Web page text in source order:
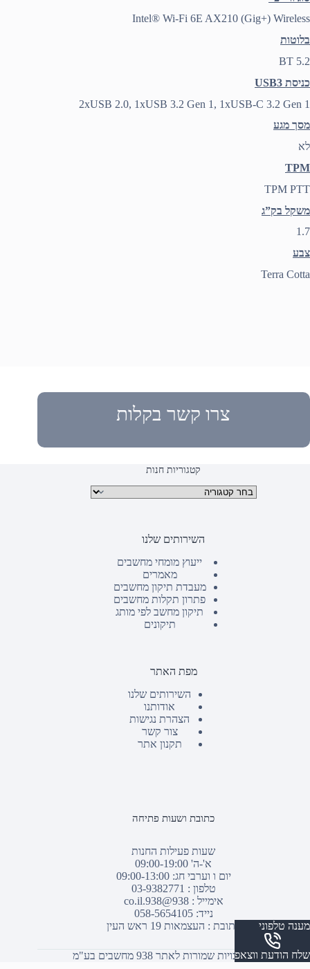
Intel® Wi-Fi 6E AX210 (Gig+) Wireless
בלוטות
BT 5.2
כניסת USB3
2xUSB 2.0, 1xUSB 3.2 Gen 1, 1xUSB-C 3.2 Gen 1
מסך מגע
לא
TPM
TPM PTT
משקל בק”ג
1.7
צבע
Terra Cotta
צרו קשר בקלות
קטגוריות חנות
קטגוריות מוצרים
השירותים שלנו
ייעוץ מומחי מחשבים
מאמרים
מעבדת תיקון מחשבים
פתרון תקלות מחשבים
תיקון מחשב לפי מותג
תיקונים
מפת האתר
השירותים שלנו
אודותנו
הצהרת נגישות
צור קשר
תקנון אתר
כתובת ושעות פתיחה
שעות פעילות החנות
א'-ה' 09:00-19:00
יום ו וערבי חג: 09:00-13:00
טלפון : 03-9382771
אימייל :938@938.co.il
נייד: 058-5654105
כתובת : העצמאות 19 ראש העין
© כל הזכויות שמורות לאתר 938 מחשבים בע"מ
מענה טלפוני
שלח הודעת ווצאפ